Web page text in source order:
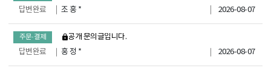
조 홍 *
답변완료 2026-08-07
주문·결제
비공개 문의글입니다.
홍 정 *
답변완료 2026-08-07